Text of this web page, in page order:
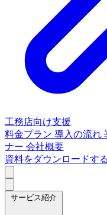
工務店向け支援
料金プラン 導入の流れ
ナー 会社概要
資料をダウンロードする